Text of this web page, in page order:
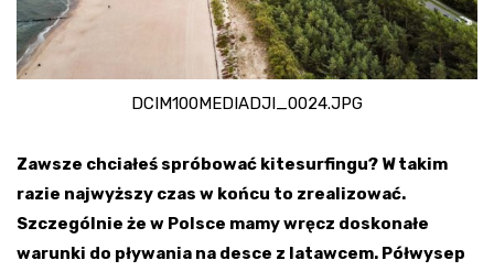
DCIM100MEDIADJI_0024.JPG
Zawsze chciałeś spróbować kitesurfingu? W takim
razie najwyższy czas w końcu to zrealizować.
Szczególnie że w Polsce mamy wręcz doskonałe
warunki do pływania na desce z latawcem. Półwysep